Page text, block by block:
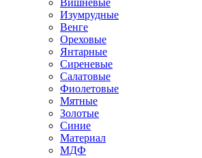
Вишневые
Изумрудные
Венге
Ореховые
Янтарные
Сиреневые
Салатовые
Фиолетовые
Мятные
Золотые
Синие
Материал
МДФ